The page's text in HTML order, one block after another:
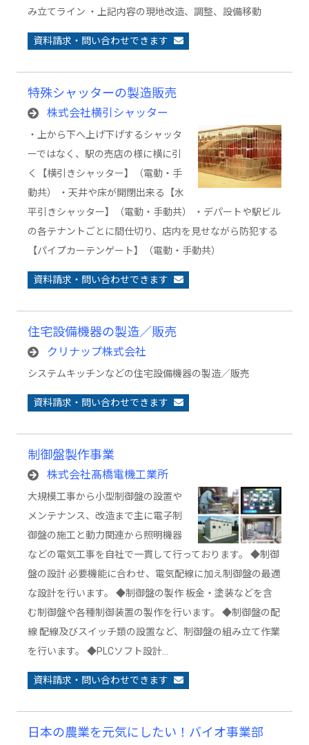
み立てライン ・上記内容の現地改造、調整、設備移動
資料請求・問い合わせできます
特殊シャッターの製造販売
株式会社横引シャッター
・上から下へ上げ下げするシャッタ
ーではなく、駅の売店の様に横に引
く【横引きシャッター】（電動・手
動共） ・天井や床が開閉出来る【水
平引きシャッター】（電動・手動共） ・デパートや駅ビル
の各テナントごとに間仕切り、店内を見せながら防犯する
【パイプカーテンゲート】（電動・手動共）
資料請求・問い合わせできます
住宅設備機器の製造／販売
クリナップ株式会社
システムキッチンなどの住宅設備機器の製造／販売
資料請求・問い合わせできます
制御盤製作事業
株式会社髙橋電機工業所
大規模工事から小型制御盤の設置や
メンテナンス、改造まで主に電子制
御盤の施工と動力関連から照明機器
などの電気工事を自社で一貫して行っております。 ◆制御
盤の設計 必要機能に合わせ、電気配線に加え制御盤の最適
な設計を行います。 ◆制御盤の製作 板金・塗装などを含
む制御盤や各種制御装置の製作を行います。 ◆制御盤の配
線 配線及びスイッチ類の設置など、制御盤の組み立て作業
を行います。 ◆PLCソフト設計…
資料請求・問い合わせできます
日本の農業を元気にしたい！バイオ事業部